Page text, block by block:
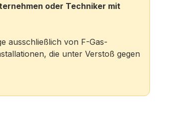
oder Techniker mit
ausschließlich von F-Gas-
die unter Verstoß gegen